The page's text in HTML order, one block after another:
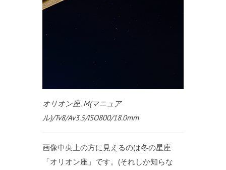
オリオン座, M(マニュア
ル)/Tv8/Av3.5/ISO800/18.0mm
画像中央上の方に見えるのは冬の星座
「オリオン座」です。(それしか知らな